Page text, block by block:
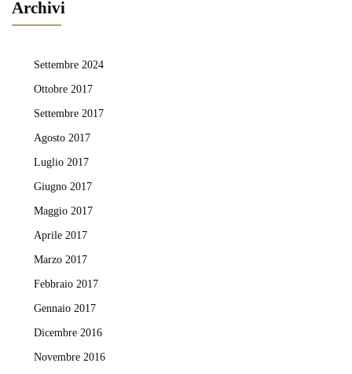
Archivi
Settembre 2024
Ottobre 2017
Settembre 2017
Agosto 2017
Luglio 2017
Giugno 2017
Maggio 2017
Aprile 2017
Marzo 2017
Febbraio 2017
Gennaio 2017
Dicembre 2016
Novembre 2016